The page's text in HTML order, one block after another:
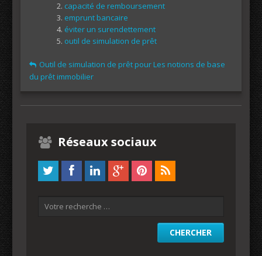
capacité de remboursement
emprunt bancaire
éviter un surendettement
outil de simulation de prêt
Outil de simulation de prêt pour Les notions de base
du prêt immobilier
Réseaux sociaux